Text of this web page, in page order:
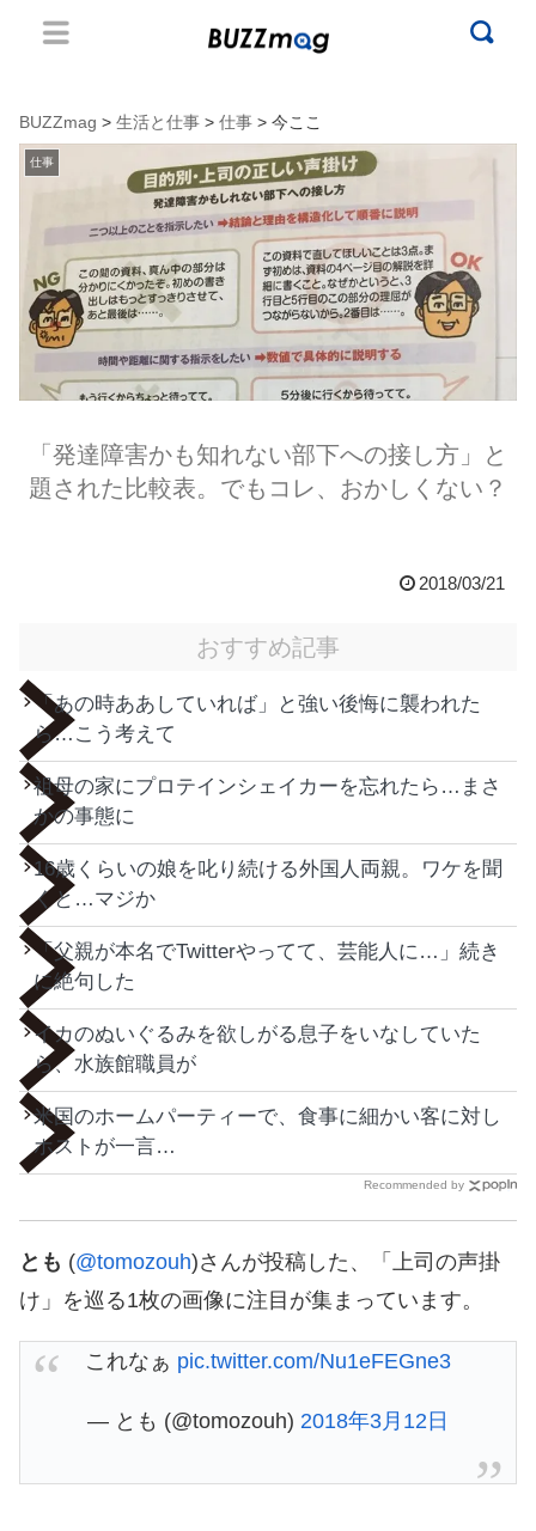
BUZZmag > 生活と仕事 > 仕事 > 今ここ
仕事
「発達障害かも知れない部下への接し方」と
題された比較表。でもコレ、おかしくない？
2018/03/21
おすすめ記事
「あの時ああしていれば」と強い後悔に襲われた
ら…こう考えて
祖母の家にプロテインシェイカーを忘れたら…まさ
かの事態に
16歳くらいの娘を叱り続ける外国人両親。ワケを聞
くと…マジか
「父親が本名でTwitterやってて、芸能人に…」続き
に絶句した
イカのぬいぐるみを欲しがる息子をいなしていた
ら、水族館職員が
米国のホームパーティーで、食事に細かい客に対し
ホストが一言…
Recommended by
とも (@tomozouh)さんが投稿した、「上司の声掛
け」を巡る1枚の画像に注目が集まっています。
これなぁ pic.twitter.com/Nu1eFEGne3
— とも (@tomozouh) 2018年3月12日